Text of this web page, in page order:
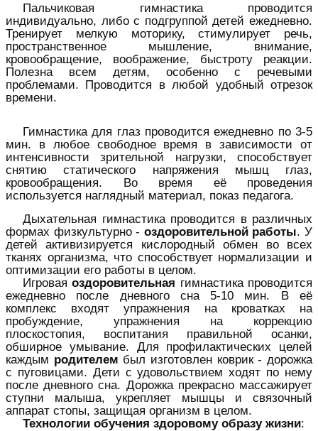
Пальчиковая гимнастика проводится
индивидуально, либо с подгруппой детей ежедневно.
Тренирует мелкую моторику, стимулирует речь,
пространственное мышление, внимание,
кровообращение, воображение, быстроту реакции.
Полезна всем детям, особенно с речевыми
проблемами. Проводится в любой удобный отрезок
времени.
Гимнастика для глаз проводится ежедневно по 3-5
мин. в любое свободное время в зависимости от
интенсивности зрительной нагрузки, способствует
снятию статического напряжения мышц глаз,
кровообращения. Во время её проведения
используется наглядный материал, показ педагога.
Дыхательная гимнастика проводится в различных
формах физкультурно - оздоровительной работы. У
детей активизируется кислородный обмен во всех
тканях организма, что способствует нормализации и
оптимизации его работы в целом.
Игроваяоздоровительная гимнастика проводится
ежедневно после дневного сна 5-10 мин. В её
комплекс входят упражнения на кроватках на
пробуждение, упражнения на коррекцию
плоскостопия, воспитания правильной осанки,
обширное умывание. Для профилактических целей
каждым родителем был изготовлен коврик - дорожка
с пуговицами. Дети с удовольствием ходят по нему
после дневного сна. Дорожка прекрасно массажирует
ступни малыша, укрепляет мышцы и связочный
аппарат стопы, защищая организм в целом.
Технологии обучения здоровому образу жизни: